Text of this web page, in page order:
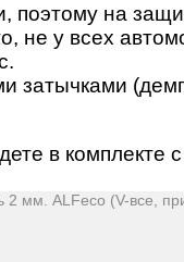
на
не у всех
затычками
в комплекте